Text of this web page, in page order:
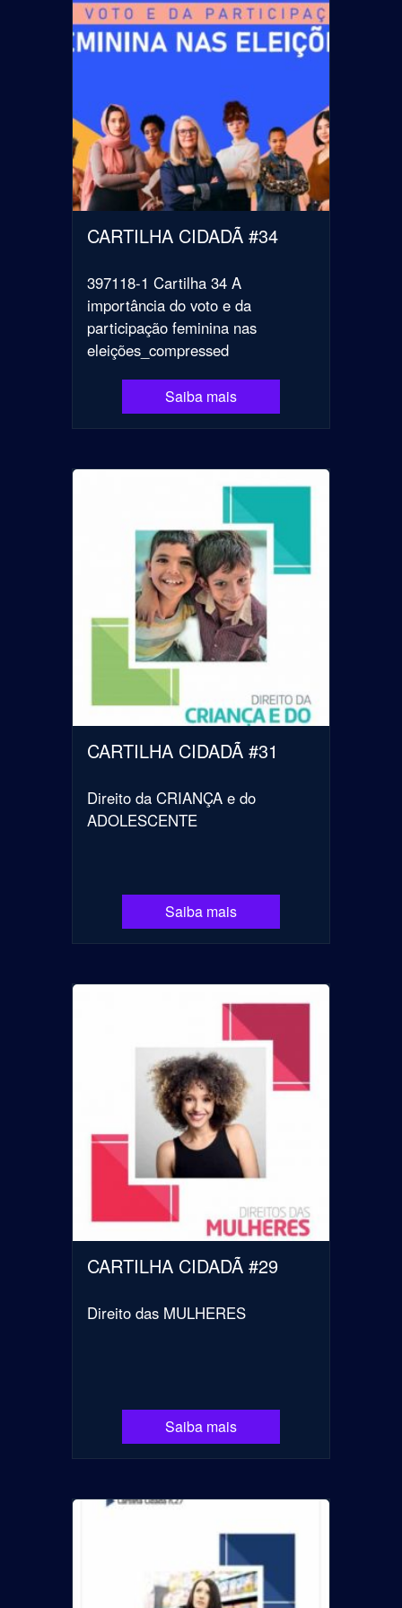
CARTILHA CIDADÃ #34
397118-1 Cartilha 34 A
importância do voto e da
participação feminina nas
eleições_compressed
Saiba mais
CARTILHA CIDADÃ #31
Direito da CRIANÇA e do
ADOLESCENTE
Saiba mais
CARTILHA CIDADÃ #29
Direito das MULHERES
Saiba mais